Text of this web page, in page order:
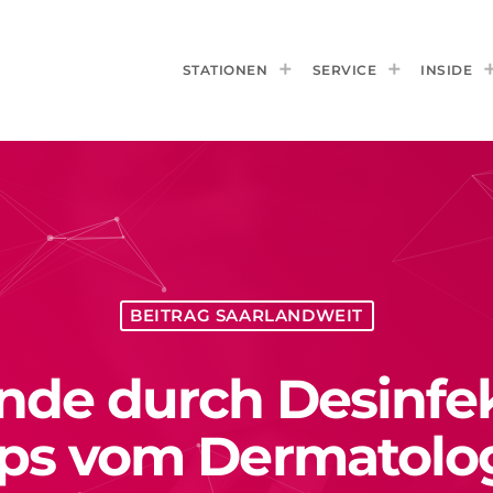
STATIONEN SERVICE INSIDE
BEITRAG SAARLANDWEIT
durch
vom